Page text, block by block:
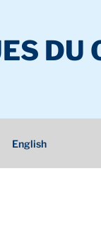
DU
English